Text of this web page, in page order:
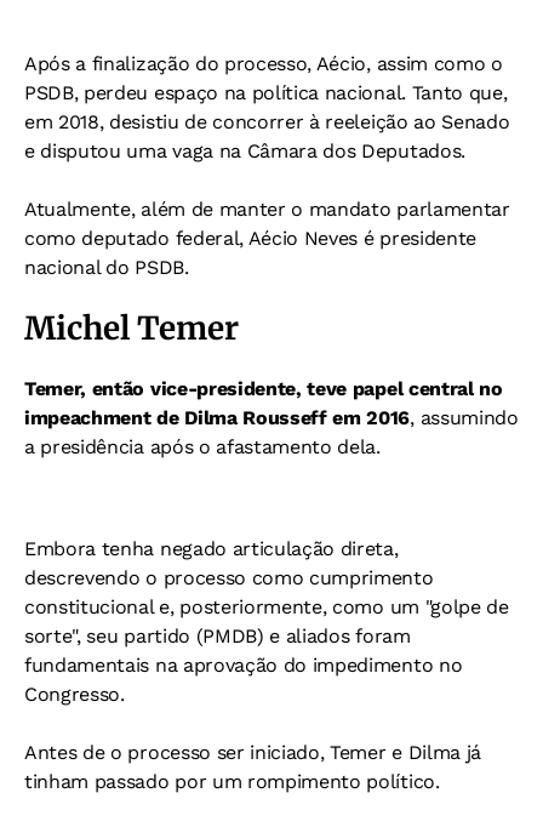
Após a finalização do processo, Aécio, assim como o
PSDB, perdeu espaço na política nacional. Tanto que,
em 2018, desistiu de concorrer à reeleição ao Senado
e disputou uma vaga na Câmara dos Deputados.
Atualmente, além de manter o mandato parlamentar
como deputado federal, Aécio Neves é presidente
nacional do PSDB.
Michel Temer
Temer, então vice-presidente, teve papel central no
impeachment de Dilma Rousseff em 2016, assumindo
a presidência após o afastamento dela.
Embora tenha negado articulação direta,
descrevendo o processo como cumprimento
constitucional e, posteriormente, como um "golpe de
sorte", seu partido (PMDB) e aliados foram
fundamentais na aprovação do impedimento no
Congresso.
Antes de o processo ser iniciado, Temer e Dilma já
tinham passado por um rompimento político.